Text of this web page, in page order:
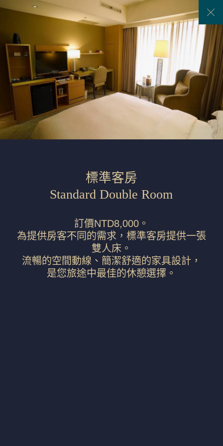
Previous Next
標準客房
Standard Double Room
訂價NTD8,000。
為提供房客不同的需求，標準客房提供一張
雙人床。
流暢的空間動線、簡潔舒適的家具設計，
是您旅途中最佳的休憩選擇。